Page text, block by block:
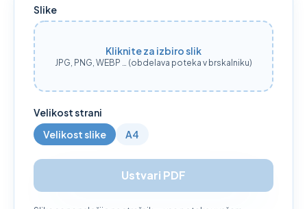
Slike
Kliknite za izbiro slik
JPG, PNG, WEBP … (obdelava poteka v brskalniku)
Velikost strani
Velikost slike
A4
Ustvari PDF